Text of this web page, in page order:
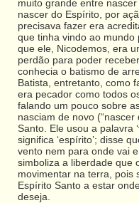
muito grande entre
nascer do Espírito, por
precisava fazer era
que tinha vindo ao
que ele, Nicodemos, era
perdão para poder
conhecia o batismo de
Batista, entretanto, como
era pecador como todos
falando um pouco sobre
nasciam de novo
Santo. Ele usou a palavra
significa ‘espírito’; disse
vento nem para onde vai
simboliza a liberdade que
movimentar na terra, pois
Espírito Santo a estar
deseja.